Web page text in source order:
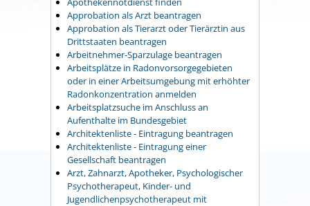
Approbation als Arzt beantragen
Approbation als Tierarzt oder Tierärztin aus
Drittstaaten beantragen
Arbeitnehmer-Sparzulage beantragen
Arbeitsplätze in Radonvorsorgegebieten
oder in einer Arbeitsumgebung mit erhöhter
Radonkonzentration anmelden
Arbeitsplatzsuche im Anschluss an
Aufenthalte im Bundesgebiet
Architektenliste - Eintragung beantragen
Architektenliste - Eintragung einer
Gesellschaft beantragen
Arzt, Zahnarzt, Apotheker, Psychologischer
Psychotherapeut, Kinder- und
Jugendlichenpsychotherapeut mit